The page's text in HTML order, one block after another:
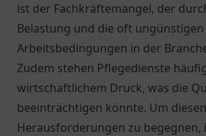
ist der Fachkräftemangel, der
Belastung und die oft ungünstigen
Arbeitsbedingungen in der
Zudem stehen Pflegedienste
wirtschaftlichem Druck, was die
beeinträchtigen könnte. Um diesen
Herausforderungen zu begegnen,